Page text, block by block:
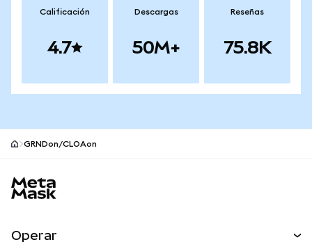
Calificación
4.7
Descargas
50M+
Reseñas
75.8K
GRNDon/CLOAon
Operar